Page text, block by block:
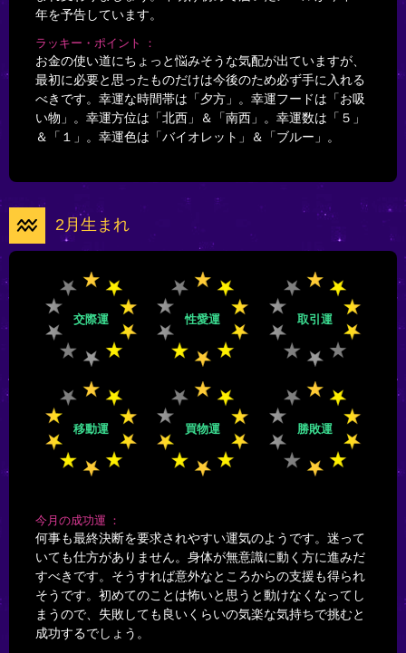
年を予告しています。
ラッキー・ポイント
お金の使い道にちょっと悩みそうな気配が出ていますが、
最初に必要と思ったものだけは今後のため必ず手に入れる
べきです。幸運な時間帯は「夕方」。幸運フードは「お吸
い物」。幸運方位は「北西」＆「南西」。幸運数は「５」
＆「１」。幸運色は「バイオレット」＆「ブルー」。
2月生まれ
交際運 性愛運 取引運
移動運 買物運 勝敗運
今月の成功運
何事も最終決断を要求されやすい運気のようです。迷って
いても仕方がありません。身体が無意識に動く方に進みだ
すべきです。そうすれば意外なところからの支援も得られ
そうです。初めてのことは怖いと思うと動けなくなってし
まうので、失敗しても良いくらいの気楽な気持ちで挑むと
成功するでしょう。